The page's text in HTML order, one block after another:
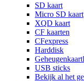
SD kaart
Micro SD kaart
XQD kaart
CF kaarten
CFexpress
Harddisk
USB sticks
Bekijk al het